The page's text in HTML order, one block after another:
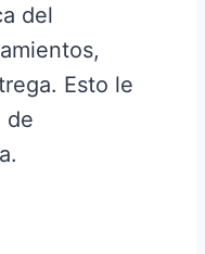
del
Esto le
de